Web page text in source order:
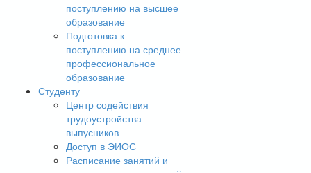
поступлению на высшее
образование
Подготовка к
поступлению на среднее
профессиональное
образование
Студенту
Центр содействия
трудоустройства
выпусников
Доступ в ЭИОС
Расписание занятий и